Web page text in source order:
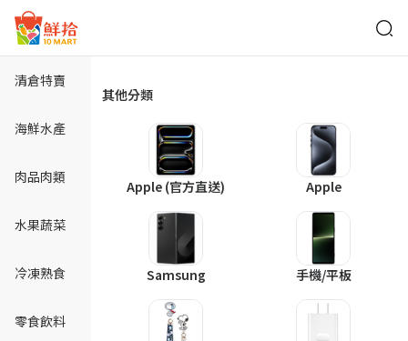
鮮拾
清倉特賣
海鮮水產
肉品肉類
水果蔬菜
冷凍熟食
零食飲料
其他分類
Apple (官方直送) Apple
Samsung 手機/平板